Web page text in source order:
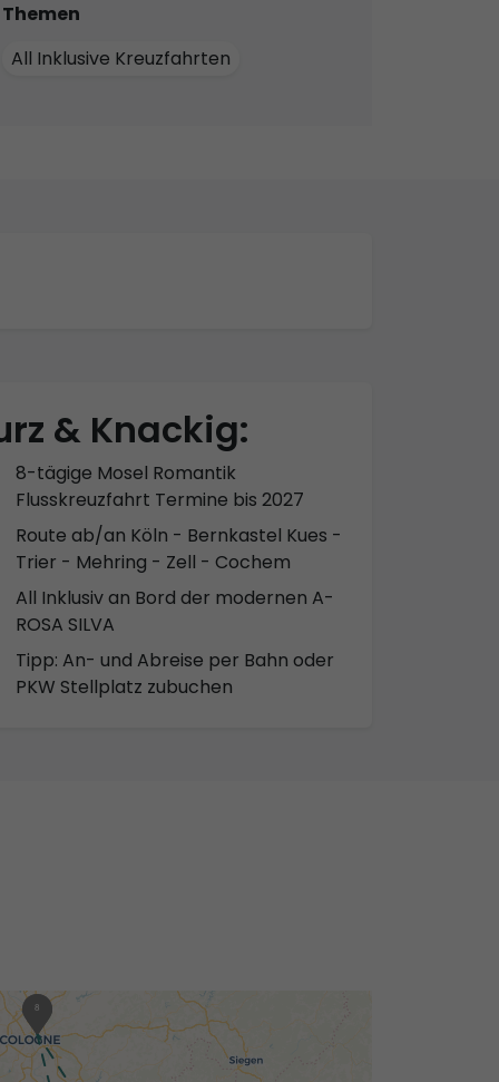
Themen
All Inklusive Kreuzfahrten
& Knackig:
8-tägige Mosel Romantik
Flusskreuzfahrt Termine bis 2027
Route ab/an Köln - Bernkastel Kues -
Trier - Mehring - Zell - Cochem
All Inklusiv an Bord der modernen A-
ROSA SILVA
Tipp: An- und Abreise per Bahn oder
PKW Stellplatz zubuchen
18